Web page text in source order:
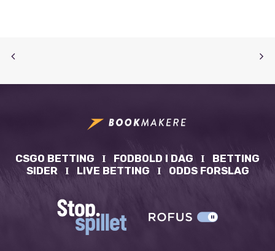
CSGO BETTING Ι FODBOLD I DAG Ι BETTING
SIDERΙ LIVE BETTING Ι ODDS FORSLAG